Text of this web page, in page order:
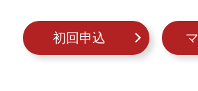
初回申込